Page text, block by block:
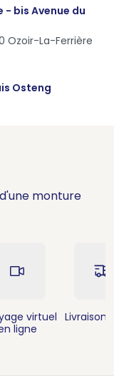
bis Avenue du
Ozoir-La-Ferrière
Osteng
monture
virtuel
ligne
Livraison